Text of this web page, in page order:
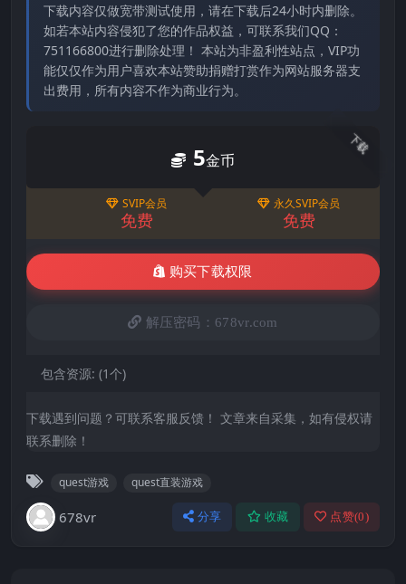
下载内容仅做宽带测试使用，请在下载后24小时内删除。
如若本站内容侵犯了您的作品权益，可联系我们QQ：
751166800进行删除处理！ 本站为非盈利性站点，VIP功
能仅仅作为用户喜欢本站赞助捐赠打赏作为网站服务器支
出费用，所有内容不作为商业行为。
下载
5金币
SVIP会员
免费
永久SVIP会员
免费
购买下载权限
解压密码：678vr.com
包含资源: (1个)
下载遇到问题？可联系客服反馈！ 文章来自采集，如有侵权请
联系删除！
quest游戏 quest直装游戏
678vr 分享 收藏 点赞(0)